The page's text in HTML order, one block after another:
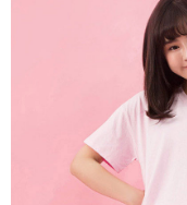
易，需依本服務之必要範
權轉讓予恩沛科技股份有
２．關於個人資料處理事宜
https://aftee.tw/terms/
３．未成年的使用者請事
「AFTEE先享後付」，若
４．使用「AFTEE先享後
時審查核予不同之上限額
請求用戶進行身份認證。